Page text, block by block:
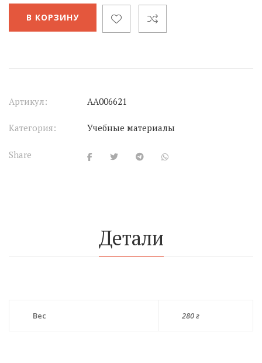
В КОРЗИНУ
Артикул: АА006621
Категория: Учебные материалы
Share
Детали
Вес 280 г